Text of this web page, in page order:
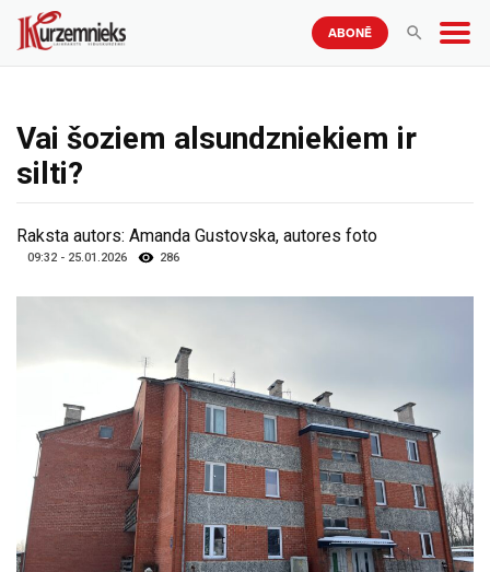
ABONĒ
Vai šoziem alsundzniekiem ir
silti?
Raksta autors: Amanda Gustovska, autores foto
09:32 - 25.01.2026 286